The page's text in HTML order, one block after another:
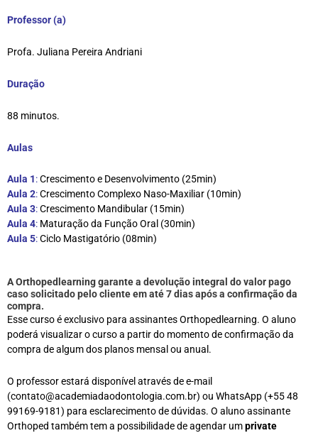
Professor (a)
Profa. Juliana Pereira Andriani
Duração
88 minutos.
Aulas
Aula 1:Crescimento e Desenvolvimento (25min)
Aula 2:Crescimento Complexo Naso-Maxiliar (10min)
Aula 3:Crescimento Mandibular (15min)
Aula 4: Maturação da Função Oral (30min)
Aula 5:Ciclo Mastigatório (08min)
A Orthopedlearning garante a devolução integral do valor pago
caso solicitado pelo cliente em até 7 dias após a confirmação da
compra.
Esse curso é exclusivo para assinantes Orthopedlearning. O aluno
poderá visualizar o curso a partir do momento de confirmação da
compra de algum dos planos mensal ou anual.
O professor estará disponível através de e-mail
(contato@academiadaodontologia.com.br) ou WhatsApp (+55 48
99169-9181) para esclarecimento de dúvidas. O aluno assinante
Orthoped também tem a possibilidade de agendar umprivate